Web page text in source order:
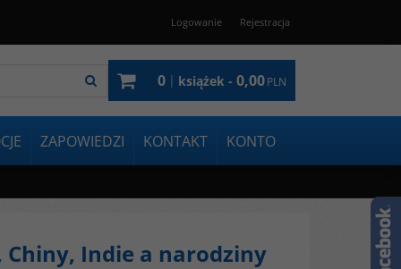
Logowanie Rejestracja
0 | książek - 0,00PLN
ZAPOWIEDZI KONTAKT KONTO
Indie a narodziny